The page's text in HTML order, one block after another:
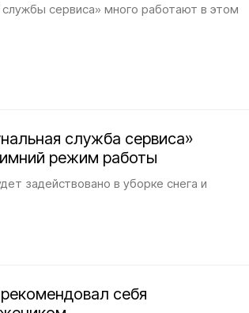
сервиса» много работают в этом
служба сервиса»
режим работы
задействовано в уборке снега и
себя